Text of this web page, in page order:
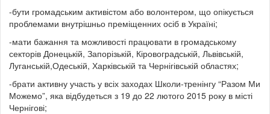
-бути громадським активістом або волонтером, що опікується
проблемами внутрішньо преміщенних осіб в Україні;
-мати бажання та можливості працювати в громадському
секторів Донецькій, Запорізькій, Кіровоградській, Львівській,
Луганській,Одеській, Харківській та Чернігівській областях;
-брати активну участь у всіх заходах Школи-тренінгу “Разом Ми
Можемо”, яка відбудеться з 19 до 22 лютого 2015 року в місті
Чернігові;